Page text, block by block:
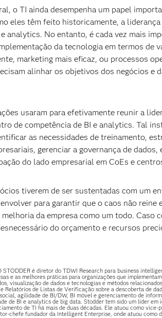
o TI ainda desempenha um papel
eles têm feito historicamente, a
analytics. No entanto, é cada vez mais
da tecnologia em termos de
marketing mais eficaz, ou processos
alinhar os objetivos dos negócios e
usaram para efetivamente reunir a
de competência de BI e analytics. Tal
as necessidades de treinamento,
gerenciar a governança de
do lado empresarial em CoEs e
tiverem de ser sustentadas com um
para garantir que o caos não reine
da empresa como um todo. Caso
do orçamento e recursos
STODDER é diretor do TDWI Research para business
e as melhores práticas para organizações que
visualização de dados e tecnologias e métodos
Relatórios de Listas de Verificação sobre a descoberta de
agilidade de BI/DW, BI móvel e gerenciamento de
de BI e analytics de big data. Stodder tem sido um líder
de TI há mais de duas décadas. Ele atuou como
chefe fundador da Intelligent Enterprise, onde atuou como